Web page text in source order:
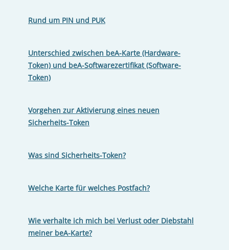
Rund um PIN und PUK
Unterschied zwischen beA-Karte (Hardware-
Token) und beA-Softwarezertifikat (Software-
Token)
Vorgehen zur Aktivierung eines neuen
Sicherheits-Token
Was sind Sicherheits-Token?
Welche Karte für welches Postfach?
Wie verhalte ich mich bei Verlust oder Diebstahl
meiner beA-Karte?